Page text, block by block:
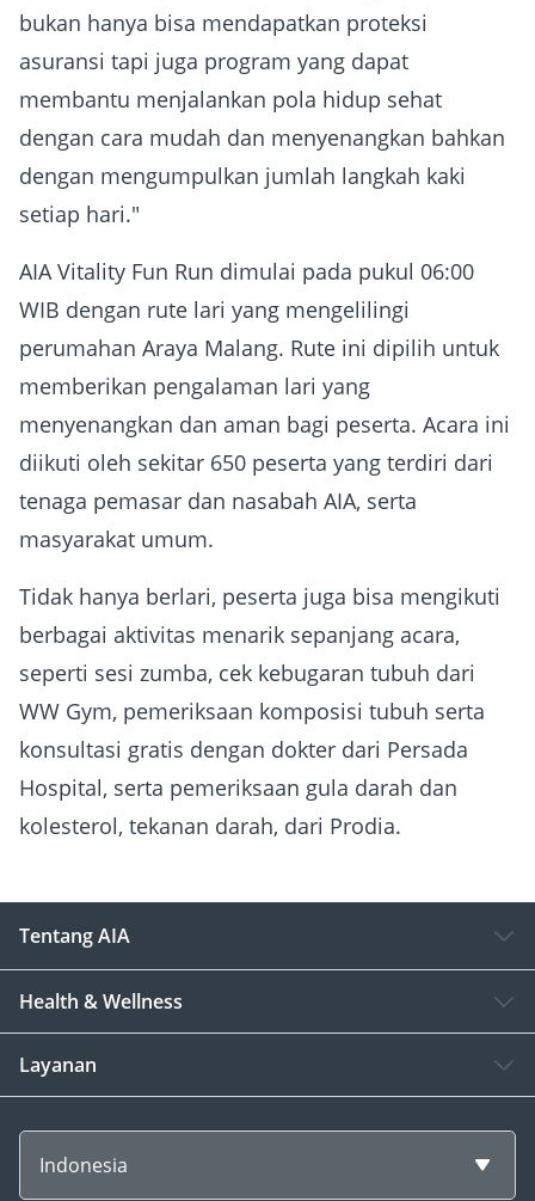
bukan hanya bisa mendapatkan proteksi
asuransi tapi juga program yang dapat
membantu menjalankan pola hidup sehat
dengan cara mudah dan menyenangkan bahkan
dengan mengumpulkan jumlah langkah kaki
setiap hari."
AIA Vitality Fun Run dimulai pada pukul 06:00
WIB dengan rute lari yang mengelilingi
perumahan Araya Malang. Rute ini dipilih untuk
memberikan pengalaman lari yang
menyenangkan dan aman bagi peserta. Acara ini
diikuti oleh sekitar 650 peserta yang terdiri dari
tenaga pemasar dan nasabah AIA, serta
masyarakat umum.
Tidak hanya berlari, peserta juga bisa mengikuti
berbagai aktivitas menarik sepanjang acara,
seperti sesi zumba, cek kebugaran tubuh dari
WW Gym, pemeriksaan komposisi tubuh serta
konsultasi gratis dengan dokter dari Persada
Hospital, serta pemeriksaan gula darah dan
kolesterol, tekanan darah, dari Prodia.
Tentang AIA
Health & Wellness
Layanan
Indonesia